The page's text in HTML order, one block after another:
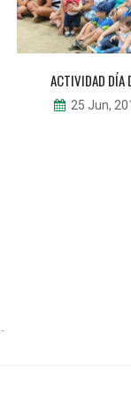
ACTIVIDAD DÍA
25 Jun,